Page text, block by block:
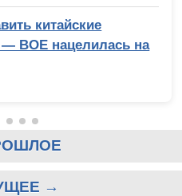
китайские
BOE нацелилась на
→